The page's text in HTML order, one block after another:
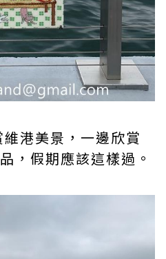
港美景，一邊欣賞
假期應該這樣過。